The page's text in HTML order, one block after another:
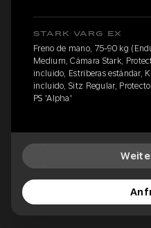
STARK VARG EX
Freno de mano, 75-90 kg
Medium, Cámara Stark,
incluido, Estriberas estándar,
incluido, Sitz Regular,
PS 'Alpha'